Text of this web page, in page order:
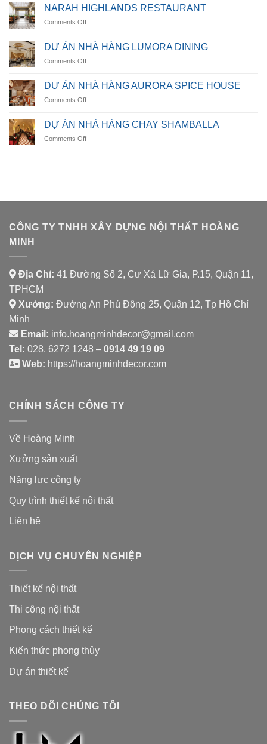
LUMIÈRE
RESIDENCE
NARAH HIGHLANDS RESTAURANT
Comments Offon
HIGHLANDS
RESTAURANT
DỰ ÁN NHÀ HÀNG LUMORA DINING
Comments Offon
ÁN
NHÀ
HÀNG
DINING
DỰ ÁN NHÀ HÀNG AURORA SPICE HOUSE
Comments Offon
ÁN
NHÀ
HÀNG
DỰ ÁN NHÀ HÀNG CHAY SHAMBALLA
Comments Offon
CÔNG TY TNHH XÂY DỰNG NỘI THẤT HOÀNG
MINH
Địa Chỉ: 41 Đường Số 2, Cư Xá Lữ Gia, P.15, Quận 11,
TPHCM
Xưởng: Đường An Phú Đông 25, Quận 12, Tp Hồ Chí
Minh
Email: info.hoangminhdecor@gmail.com
Tel: 028. 6272 1248 – 0914 49 19 09
Web: https://hoangminhdecor.com
CHÍNH SÁCH CÔNG TY
Về Hoàng Minh
Xưởng sản xuất
Năng lực công ty
Quy trình thiết kế nội thất
Liên hệ
DỊCH VỤ CHUYÊN NGHIỆP
Thiết kế nội thất
Thi công nội thất
Phong cách thiết kế
Kiến thức phong thủy
Dự án thiết kế
THEO DÕI CHÚNG TÔI